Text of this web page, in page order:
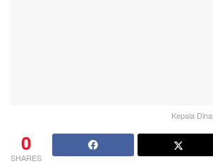
Kepala
0
SHARES